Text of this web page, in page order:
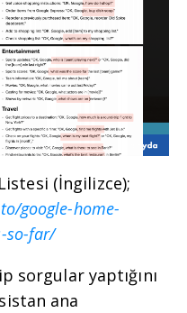
(İngilizce);
google-home-
so-far/
sorgular yaptığını
ana